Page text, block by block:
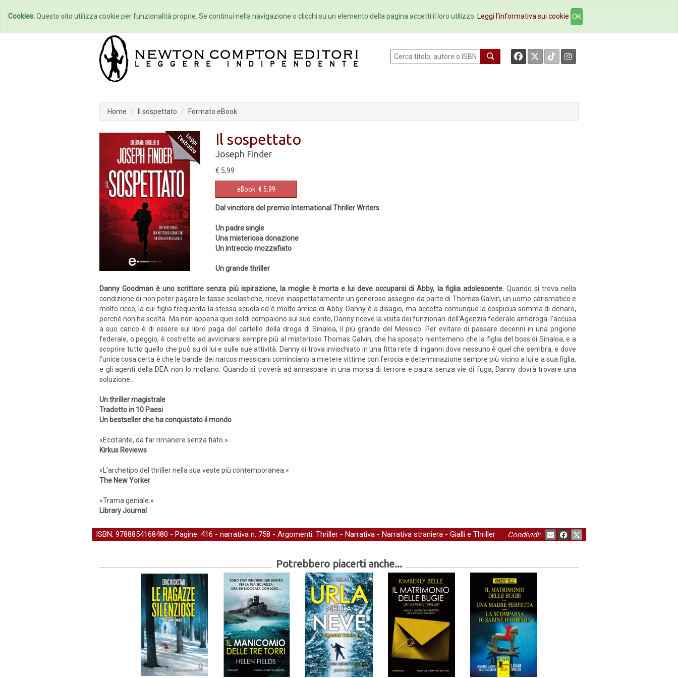
Home Autori Eventi Collane Newsletter Ebookstore Contatti
Home Il sospettato Formato eBook
Il sospettato
Joseph Finder
€ 5,99
eBook € 5,99
Dal vincitore del premio International Thriller Writers
Un padre single
Una misteriosa donazione
Un intreccio mozzafiato
Un grande thriller
Danny Goodman è uno scrittore senza più ispirazione, la moglie è morta e lui deve occuparsi di Abby, la figlia adolescente.Quando si trova nella
condizione di non poter pagare le tasse scolastiche, riceve inaspettatamente un generoso assegno da parte di Thomas Galvin, un uomo carismatico e
molto ricco, la cui figlia frequenta la stessa scuola ed è molto amica di Abby. Danny è a disagio, ma accetta comunque la cospicua somma di denaro,
perché non ha scelta. Ma non appena quei soldi compaiono sul suo conto, Danny riceve la visita dei funzionari dell’Agenzia federale antidroga: l’accusa
a suo carico è di essere sul libro paga del cartello della droga di Sinaloa, il più grande del Messico. Per evitare di passare decenni in una prigione
federale, o peggio, è costretto ad avvicinarsi sempre più al misterioso Thomas Galvin, che ha sposato nientemeno che la figlia del boss di Sinaloa, e a
scoprire tutto quello che può su di lui e sulle sue attività. Danny si trova invischiato in una fitta rete di inganni dove nessuno è quel che sembra, e dove
l’unica cosa certa è che le bande dei narcos messicani cominciano a mietere vittime con ferocia e determinazione sempre più vicino a lui e a sua figlia,
e gli agenti della DEA non lo mollano. Quando si troverà ad annaspare in una morsa di terrore e paura senza vie di fuga, Danny dovrà trovare una
soluzione…
Un thriller magistrale
Tradotto in 10 Paesi
Un bestseller che ha conquistato il mondo
«Eccitante, da far rimanere senza fiato.»
Kirkus Reviews
«L’archetipo del thriller nella sua veste più contemporanea.»
The New Yorker
«Trama geniale.»
Library Journal
ISBN: 9788854168480 - Pagine: 416 - narrativa n. 758 - Argomenti: Thriller - Narrativa - Narrativa straniera - Gialli e Thriller Condividi:
Potrebbero piacerti anche...
Cookies:Questo sito utilizza cookie per funzionalità proprie. Se continui nella navigazione o clicchi su un elemento della pagina accetti il loro utilizzo. Leggi l'informativa sui cookie OK